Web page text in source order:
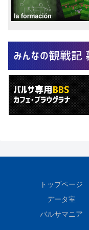
トップページ
データ室
バルサマニア